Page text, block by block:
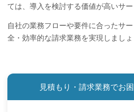
ては、導入を検討する価値が高いサー
自社の業務フローや要件に合ったサ
全・効率的な請求業務を実現しましょ
見積もり・請求業務でお